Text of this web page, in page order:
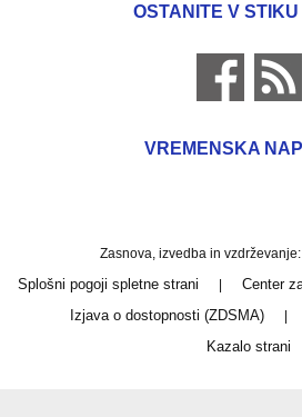
OSTANITE V
VREMENSKA
Zasnova, izvedba in
Splošni pogoji spletne strani Center
Izjava o dostopnosti (ZDSMA)
Kazalo strani